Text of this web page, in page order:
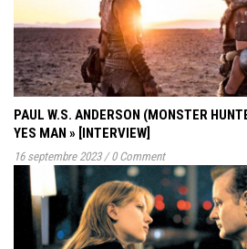
PAUL W.S. ANDERSON (MONSTER
YES MAN » [INTERVIEW]
16 septembre 2023 / 0 Comment